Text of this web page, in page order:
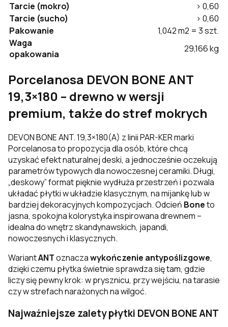
Tarcie (mokro)
> 0,60
Tarcie (sucho)
> 0,60
Pakowanie
1,042 m2 = 3 szt.
Waga
opakowania
29,166 kg
Porcelanosa DEVON BONE ANT
19,3×180 – drewno w wersji
premium, także do stref mokrych
DEVON BONE ANT. 19,3×180(A) z linii PAR-KER marki
Porcelanosa to propozycja dla osób, które chcą
uzyskać efekt naturalnej deski, a jednocześnie oczekują
parametrów typowych dla nowoczesnej ceramiki. Długi,
„deskowy” format pięknie wydłuża przestrzeń i pozwala
układać płytki w układzie klasycznym, na mijankę lub w
bardziej dekoracyjnych kompozycjach. Odcień Boneto
jasna, spokojna kolorystyka inspirowana drewnem –
idealna do wnętrz skandynawskich, japandi,
nowoczesnych i klasycznych.
WariantANToznaczawykończenie antypoślizgowe,
dzięki czemu płytka świetnie sprawdza się tam, gdzie
liczy się pewny krok: w prysznicu, przy wejściu, na tarasie
czy w strefach narażonych na wilgoć.
Najważniejsze zalety płytki DEVON BONE ANT